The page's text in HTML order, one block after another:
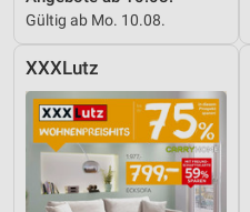
Gültig ab Mo. 10.08.
XXXLutz